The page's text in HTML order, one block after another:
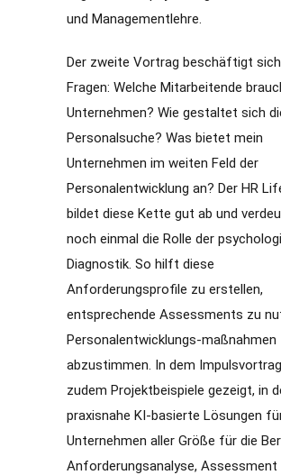
und Managementlehre.
Der zweite Vortrag beschäftigt
Fragen: Welche Mitarbeitende
Unternehmen? Wie gestaltet sich
Personalsuche? Was bietet mein
Unternehmen im weiten Feld der
Personalentwicklung an? Der HR
bildet diese Kette gut ab und
noch einmal die Rolle der
Diagnostik. So hilft diese
Anforderungsprofile zu erstellen,
entsprechende Assessments zu
Personalentwicklungs-maßnahmen
abzustimmen. In dem
zudem Projektbeispiele gezeigt, in
praxisnahe KI-basierte Lösungen
Unternehmen aller Größe für die
Anforderungsanalyse, Assessment